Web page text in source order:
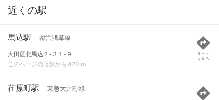
近くの駅
馬込駅 都営浅草線
大田区北馬込２-３１-９
このページの店舗から 420 m
ルート
を見る
荏原町駅 東急大井町線